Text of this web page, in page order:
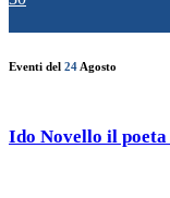
Eventi del 24 Agosto
Ido Novello il poeta